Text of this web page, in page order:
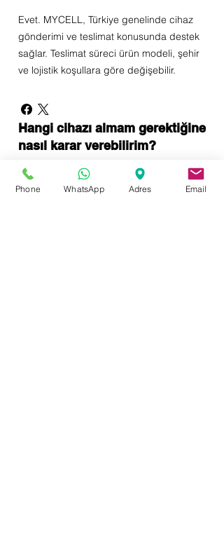
Evet. MYCELL, Türkiye genelinde cihaz
gönderimi ve teslimat konusunda destek
sağlar. Teslimat süreci ürün modeli, şehir
ve lojistik koşullara göre değişebilir.
Hangi cihazı almam gerektiğine
nasıl karar verebilirim?
Doğru cihaz seçimi için işletmenin hizmet
alanı, mevcut müşteri potansiyeli, bütçesi,
Phone WhatsApp Adres Email